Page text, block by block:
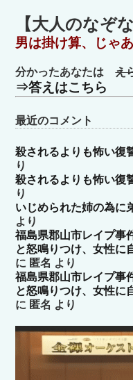
テ
ゴ
リ
ー
【大人のなぞ
男は掛け算、じゃ
分かったあなたはえ
⇒答えはこちら
最近のコメント
殺されるよりも怖い復
り
殺されるよりも怖い復
り
いじめられた姉の為に
より
福島県郡山市レイプ事
と怒鳴りつけ、女性に
に 匿名 より
福島県郡山市レイプ事
と怒鳴りつけ、女性に
に 匿名 より